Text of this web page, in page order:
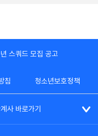
스쿼드 모집 공고
침 청소년보호정책
사 바로가기